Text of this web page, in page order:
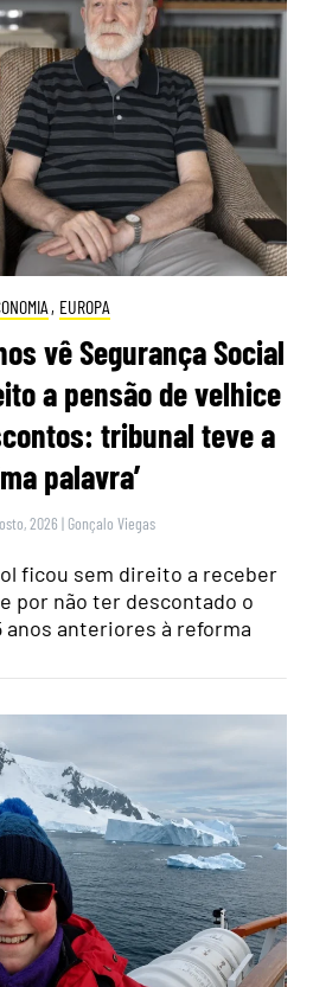
, EUROPA
vê Segurança Social
a pensão de velhice
tribunal teve a
palavra’
2026 | Gonçalo Viegas
ficou sem direito a receber
por não ter descontado o
anos anteriores à reforma